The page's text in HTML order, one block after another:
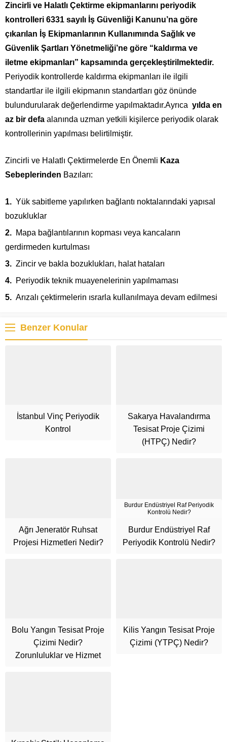
Zincirli ve Halatlı Çektirme ekipmanlarını periyodik
kontrolleri 6331 sayılı İş Güvenliği Kanunu’na göre
çıkarılan İş Ekipmanlarının Kullanımında Sağlık ve
Güvenlik Şartları Yönetmeliği’ne göre “kaldırma ve
iletme ekipmanları” kapsamında gerçekleştirilmektedir.
Periyodik kontrollerde kaldırma ekipmanları ile ilgili
standartlar ile ilgili ekipmanın standartları göz önünde
bulundurularak değerlendirme yapılmaktadır.Ayrıca yılda en
az bir defa alanında uzman yetkili kişilerce periyodik olarak
kontrollerinin yapılması belirtilmiştir.
Zincirli ve Halatlı Çektirmelerde En Önemli Kaza
Sebeplerinden Bazıları:
Yük sabitleme yapılırken bağlantı noktalarındaki yapısal
bozukluklar
Mapa bağlantılarının kopması veya kancaların
gerdirmeden kurtulması
Zincir ve bakla bozuklukları, halat hataları
Periyodik teknik muayenelerinin yapılmaması
Arızalı çektirmelerin ısrarla kullanılmaya devam edilmesi
Benzer Konular
İstanbul Vinç Periyodik
Kontrol
Sakarya Havalandırma
Tesisat Proje Çizimi
(HTPÇ) Nedir?
Ağrı Jeneratör Ruhsat
Projesi Hizmetleri Nedir?
Burdur Endüstriyel Raf Periyodik
Kontrolü Nedir?
Burdur Endüstriyel Raf
Periyodik Kontrolü Nedir?
Bolu Yangın Tesisat Proje
Çizimi Nedir?
Zorunluluklar ve Hizmet
Kilis Yangın Tesisat Proje
Çizimi (YTPÇ) Nedir?
Cüneyt Bey